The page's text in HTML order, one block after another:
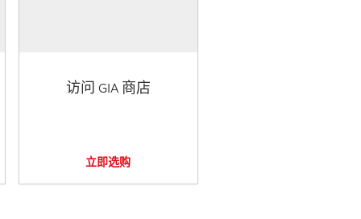
访问 GIA 商店
立即选购